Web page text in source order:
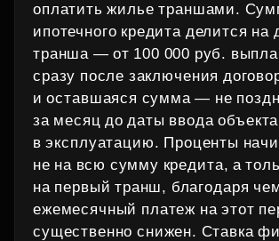
оплатить жилье траншами.
ипотечного кредита делится на
транша — от 100 000 руб.
сразу после заключения
и оставшаяся сумма — не
за месяц до даты ввода объекта
в эксплуатацию. Проценты
не на всю сумму кредита, а
на первый транш, благодаря
ежемесячный платеж на этот
существенно снижен. Ставка